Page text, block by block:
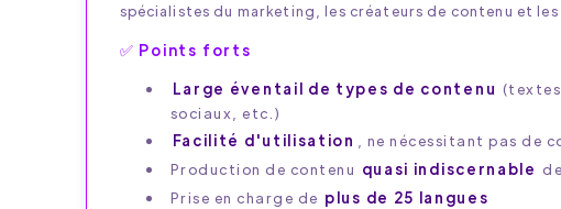
spécialistes du marketing, les créateurs de contenu et les
✅ Points forts
Large éventail de types de contenu
sociaux, etc.)
Facilité d'utilisation
, ne nécessitant pas de
Production de contenu quasi indiscernable
Prise en charge de plus de 25 langues